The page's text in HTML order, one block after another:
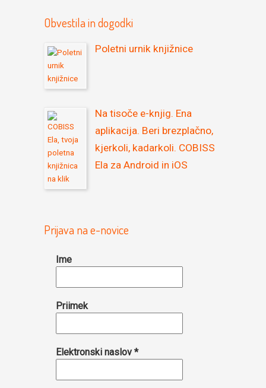
Obvestila in dogodki
Poletni urnik knjižnice
Na tisoče e-knjig. Ena
aplikacija. Beri brezplačno,
kjerkoli, kadarkoli. COBISS
Ela za Android in iOS
Prijava na e-novice
Ime
Priimek
Elektronski naslov *